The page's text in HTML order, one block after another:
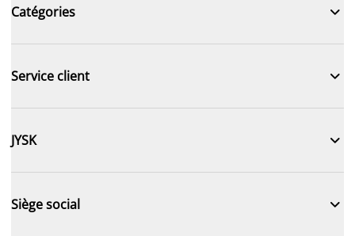
Catégories 
Service client 
JYSK 
Siège social 